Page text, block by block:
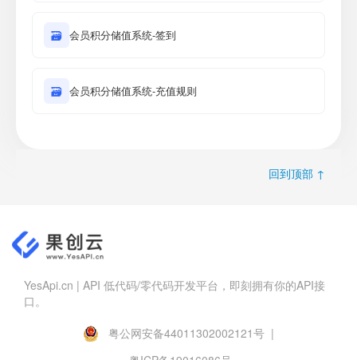
🗃 会员积分储值系统-签到
🗃 会员积分储值系统-充值规则
回到顶部 ↑
YesApi.cn | API 低代码/零代码开发平台，即刻拥有你的API接
口。
粤公网安备44011302002121号 |